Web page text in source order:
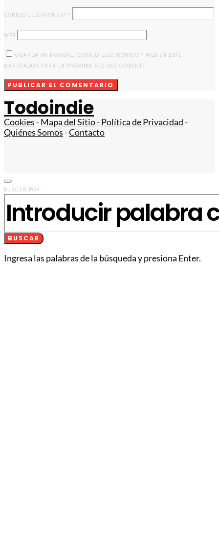
CORREO ELECTRÓNICO *
WEB
GUARDA MI NOMBRE, CORREO ELECTRÓNICO Y WEB EN ESTE
NAVEGADOR PARA LA PRÓXIMA VEZ QUE COMENTE.
Todoindie
Cookies -Mapa del Sitio-Política de Privacidad -
Quiénes Somos -Contacto
BUSCAR POR:
BUSCAR
Ingresa las palabras de la búsqueda y presiona Enter.